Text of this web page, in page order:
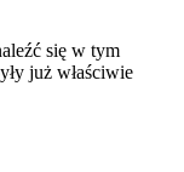
się w tym
już właściwie